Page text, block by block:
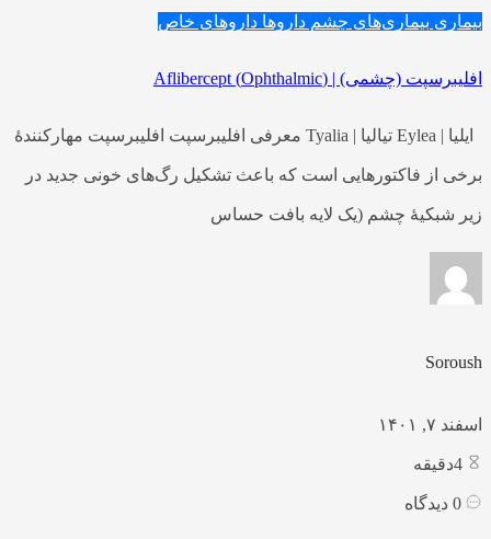
بیماری بیماری‌های چشم داروها داروهای خاص
افلیبرسپت (چشمی) | (Ophthalmic) Aflibercept
ایلیا | Eylea تیالیا | Tyalia معرفی افلیبرسپت افلیبرسپت مهارکنندهٔ
برخی از فاکتورهایی است که باعث تشکیل رگ‌های خونی جدید در
زیر شبکیهٔ چشم (یک لایه بافت حساس
Soroush
اسفند ۷, ۱۴۰۱
دقیقه
دیدگاه